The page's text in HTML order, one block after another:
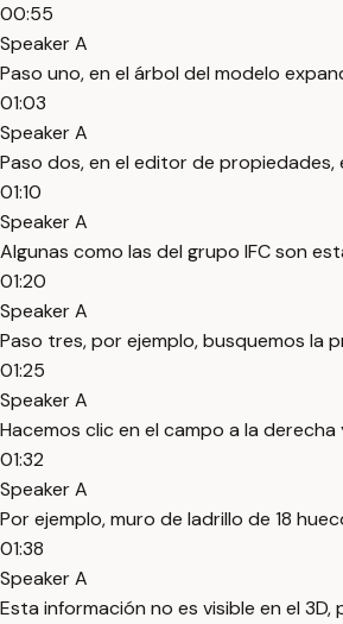
00:55
Speaker A
Paso uno, en el árbol del modelo
01:03
Speaker A
Paso dos, en el editor de
01:10
Speaker A
Algunas como las del grupo IFC son
01:20
Speaker A
Paso tres, por ejemplo, busquemos la
01:25
Speaker A
Hacemos clic en el campo a la
01:32
Speaker A
Por ejemplo, muro de ladrillo de 18
01:38
Speaker A
Esta información no es visible en el